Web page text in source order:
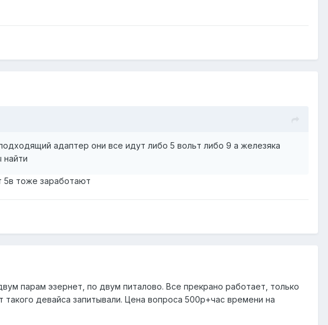
адаптер они все идут либо 5 вольт либо 9 а железяка
найти
5в тоже заработают
парам эзернет, по двум питалово. Все прекрано работает, только
девайса запитывали. Цена вопроса 500р+час времени на